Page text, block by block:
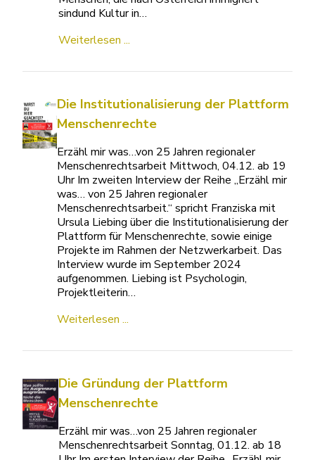
sindund Kultur in…
Weiterlesen ...
Die Institutionalisierung der Plattform
Menschenrechte
Erzähl mir was…von 25 Jahren regionaler
Menschenrechtsarbeit Mittwoch, 04.12. ab 19
Uhr Im zweiten Interview der Reihe „Erzähl mir
was… von 25 Jahren regionaler
Menschenrechtsarbeit.“ spricht Franziska mit
Ursula Liebing über die Institutionalisierung der
Plattform für Menschenrechte, sowie einige
Projekte im Rahmen der Netzwerkarbeit. Das
Interview wurde im September 2024
aufgenommen. Liebing ist Psychologin,
Projektleiterin…
Weiterlesen ...
Die Gründung der Plattform
Menschenrechte
Erzähl mir was…von 25 Jahren regionaler
Menschenrechtsarbeit Sonntag, 01.12. ab 18